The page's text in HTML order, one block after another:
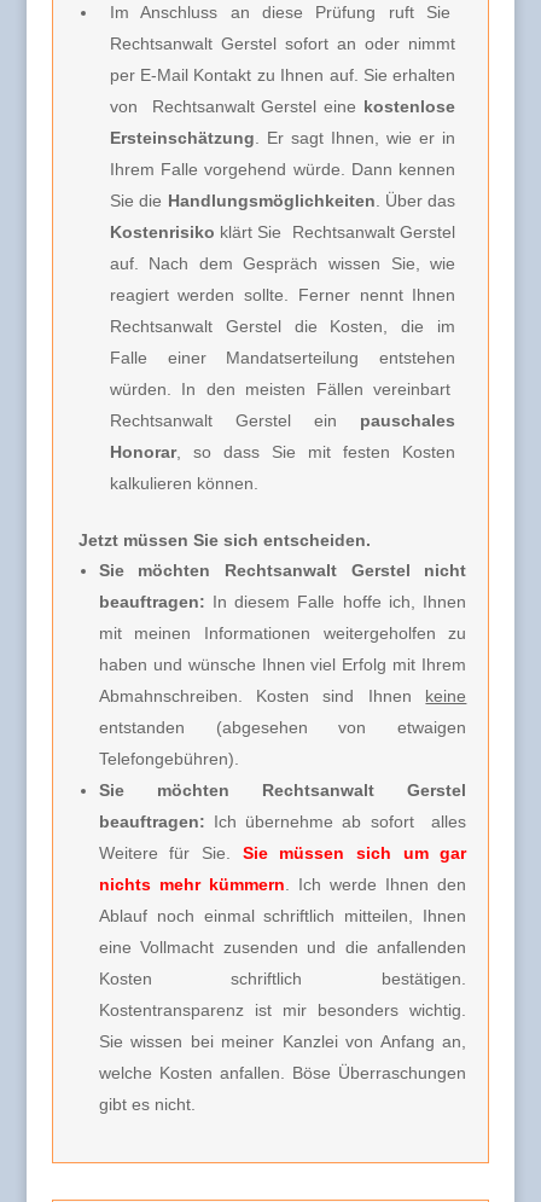
Im Anschluss an diese Prüfung ruft Sie
Rechtsanwalt Gerstel sofort an oder nimmt
per E-Mail Kontakt zu Ihnen auf. Sie erhalten
von
Rechtsanwalt Gerstel eine kostenlose
Ersteinschätzung . Er sagt Ihnen, wie er in
Ihrem Falle vorgehend würde. Dann kennen
Sie die Handlungsmöglichkeiten . Über das
Kostenrisiko klärt Sie
Rechtsanwalt Gerstel
auf. Nach dem Gespräch wissen Sie, wie
reagiert werden sollte. Ferner nennt Ihnen
Rechtsanwalt Gerstel die Kosten, die im
Falle einer Mandatserteilung entstehen
würden. In den meisten Fällen vereinbart
Rechtsanwalt Gerstelein pauschales
Honorar, so dass Sie mit festen Kosten
kalkulieren können.
Jetzt müssen Sie sich entscheiden.
Sie möchten Rechtsanwalt Gerstel nicht
beauftragen: In diesem Falle hoffe ich, Ihnen
mit meinen Informationen weitergeholfen zu
haben und wünsche Ihnen viel Erfolg mit Ihrem
Abmahnschreiben. Kosten sind Ihnen keine
entstanden (abgesehen von etwaigen
Telefongebühren).
Sie möchten Rechtsanwalt Gerstel
beauftragen: Ich übernehme ab sofort alles
Weitere für Sie. Sie müssen sich um gar
nichts mehr kümmern . Ich werde Ihnen den
Ablauf noch einmal schriftlich mitteilen, Ihnen
eine Vollmacht zusenden und die anfallenden
Kosten schriftlich bestätigen.
Kostentransparenz ist mir besonders wichtig.
Sie wissen bei meiner Kanzlei von Anfang an,
welche Kosten anfallen. Böse Überraschungen
gibt es nicht.